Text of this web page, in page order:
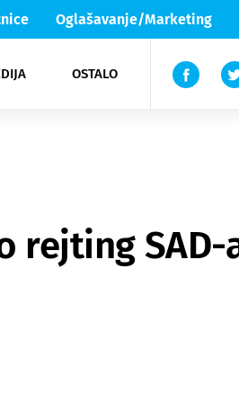
Oglašavanje/Marketing
OSTALO
Lika & Senj
TV
rejting SAD-